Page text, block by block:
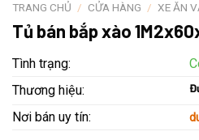
TRANG CHỦ / CỬA HÀNG / XE ĂN
Tủ bán bắp xào
Tình trạng:
Thương hiệu:
Nơi bán uy tín: